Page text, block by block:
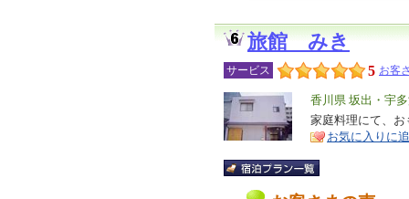
旅館 みき
サービス 5 お客
エ
リ
ア
香川県 坂出・宇
特
徴
家庭料理にて、
お気に入りに